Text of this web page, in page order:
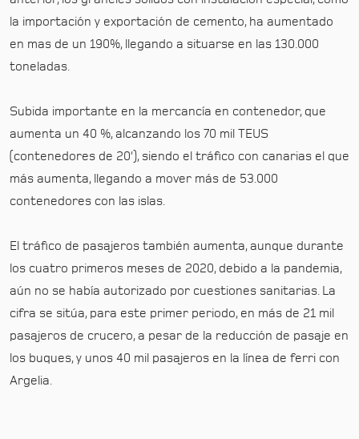
la importación y exportación de cemento, ha aumentado
en mas de un 190%, llegando a situarse en las 130.000
toneladas.
Subida importante en la mercancía en contenedor, que
aumenta un 40 %, alcanzando los 70 mil TEUS
(contenedores de 20’), siendo el tráfico con canarias el que
más aumenta, llegando a mover más de 53.000
contenedores con las islas.
El tráfico de pasajeros también aumenta, aunque durante
los cuatro primeros meses de 2020, debido a la pandemia,
aún no se había autorizado por cuestiones sanitarias. La
cifra se sitúa, para este primer periodo, en más de 21 mil
pasajeros de crucero, a pesar de la reducción de pasaje en
los buques, y unos 40 mil pasajeros en la línea de ferri con
Argelia.